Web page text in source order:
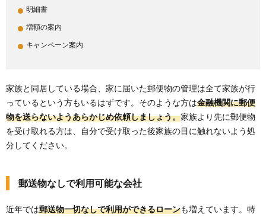
明細書
増額の案内
キャンペーン案内
家族と同居している場合、家に届いた郵便物の管理は全て家族が行
っているという方もいるはずです。そのような方は金融機関に郵便
物を送らないようあらかじめ依頼しましょう。家族より先に郵便物
を受け取れる方は、自分で受け取った後家族の目に触れないよう処
分してください。
郵送物なしで利用可能な会社
近年では郵送物一切なしで利用ができるローンも増えています。特